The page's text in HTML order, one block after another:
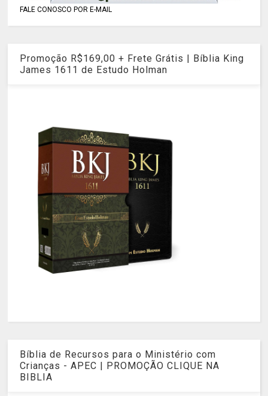
FALE CONOSCO POR E-MAIL
Promoção R$169,00 + Frete Grátis | Bíblia King
James 1611 de Estudo Holman
Bíblia de Recursos para o Ministério com
Crianças - APEC | PROMOÇÃO CLIQUE NA
BIBLIA